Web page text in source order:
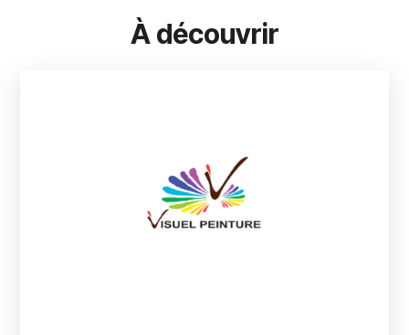
À découvrir